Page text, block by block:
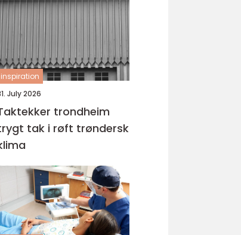
inspiration
July 2026
trondheim
tak i røft trøndersk